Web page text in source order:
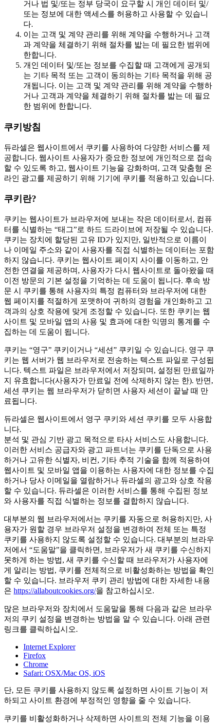
거나 법 및/또는 정부 당국이 요구할 시 개인 데이터 및/
또는 정보에 대한 액세스를 허용하고 사용할 수 있습니
다.
이는 고객 및 계약 관리를 위해 계약을 수행하거나 고객
과 계약을 체결하기 위해 절차를 밟는 데 필요한 범위에
한합니다.
개인 데이터 및/또는 정보를 수집할 때 고객에게 공개되
는 기타 목적 또는 고객이 동의하는 기타 목적을 위해 공
개됩니다. 이는 고객 및 계약 관리를 위해 계약을 수행하
거나 고객과 계약을 체결하기 위해 절차를 밟는 데 필요
한 범위에 한합니다.
쿠키방침
듀라셀은 웹사이트에서 쿠키를 사용하여 다양한 서비스를 제
공합니다. 웹사이트 사용자가 중요한 정보에 개인적으로 접속
할 수 있도록 하고, 웹사이트 기능을 강화하며, 고객 맞춤형 온
라인 광고를 제공하기 위해 기기에 쿠키를 적용하고 있습니다.
쿠키란?
쿠키는 웹사이트가 브라우저에 보내는 작은 데이터로서, 컴퓨
터를 식별하는 “태그”로 하드 드라이브에 저장될 수 있습니다.
쿠키는 장치에 할당된 고유 ID가 있지만, 일반적으로 이름이
나 이메일 주소와 같이 사용자를 직접 식별하는 데이터는 포함
하지 않습니다. 쿠키는 웹사이트 페이지 사이를 이동하고, 안
전한 연결을 제공하며, 사용자가 다시 웹사이트로 돌아왔을 때
이전 방문의 기본 설정을 기억하는 데 도움이 됩니다. 후속 방
문 시 쿠키를 통해 사용자의 특정 컴퓨터와 브라우저에 대한
웹 페이지를 적절하게 포맷하여 귀하의 경험을 개인화하고 고
객과의 상호 작용에 맞게 조정할 수 있습니다. 또한 쿠키는 웹
사이트 및 모바일 앱의 사용 및 효과에 대한 익명의 통계를 수
집하는 데 도움이 됩니다.
쿠키는 “영구” 쿠키이거나 “세션” 쿠키일 수 있습니다. 영구 쿠
키는 웹 서버가 웹 브라우저로 전송하는 텍스트 파일로 구성됩
니다. 텍스트 파일은 브라우저에서 저장되며, 설정된 만료일까
지 유효합니다(사용자가 만료일 전에 삭제하지 않는 한). 반면,
세션 쿠키는 웹 브라우저가 닫히면 사용자 세션이 끝날 때 만
료됩니다.
듀라셀은 웹사이트에서 영구 쿠키와 세션 쿠키를 모두 사용합
니다.
분석 및 관심 기반 광고 목적으로 타사 서비스도 사용합니다.
이러한 서비스 공급자와 광고 파트너는 쿠키를 단독으로 사용
하거나 고유한 식별자, 비컨, 기타 추적 기술을 함께 적용하여
웹사이트 및 모바일 앱을 이용하는 사용자에 대한 정보를 수집
하거나 당사 이메일을 열람하거나 듀라셀의 광고와 상호 작용
할 수 있습니다. 듀라셀은 이러한 서비스를 통해 수집된 정보
와 사용자를 직접 식별하는 정보를 결합하지 않습니다.
대부분의 웹 브라우저에서는 쿠키를 자동으로 허용하지만, 사
용자가 원할 경우 브라우저 설정을 변경하여 전체 또는 특정
쿠키를 사용하지 않도록 설정할 수 있습니다. 대부분의 브라우
저에서 “도움말”을 클릭하면, 브라우저가 새 쿠키를 수신하지
못하게 하는 방법, 새 쿠키를 수신할 때 브라우저가 사용자에
게 알리는 방법, 쿠키를 전체적으로 비활성화하는 방법을 확인
할 수 있습니다. 브라우저 쿠키 관리 방법에 대한 자세한 내용
은 https://allaboutcookies.org/을 참고하십시오.
많은 브라우저와 장치에서 도움말을 통해 다음과 같은 브라우
저의 쿠키 설정을 변경하는 방법을 알 수 있습니다. 아래 관련
링크를 클릭하십시오.
Internet Explorer
Firefox
Chrome
Safari: OSX/Mac OS, iOS
단, 모든 쿠키를 사용하지 않도록 설정하면 사이트 기능이 저
하되고 사이트 환경에 부정적인 영향을 줄 수 있습니다.
쿠키를 비활성화하거나 삭제하면 사이트의 전체 기능을 이용